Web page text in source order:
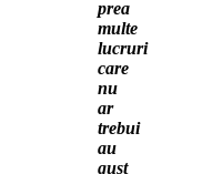
prea
multe
lucruri
care
nu
ar
trebui
au
gust